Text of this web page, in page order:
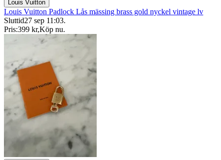
Louis Vuitton
Louis Vuitton Padlock Lås mässing brass gold nyckel vintage lv
Sluttid27 sep 11:03.
Pris:399 kr,Köp nu.